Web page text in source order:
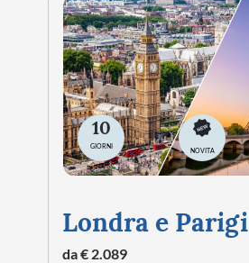
10
GIORNI
NOVITA
Londra e Parigi
da € 2.089